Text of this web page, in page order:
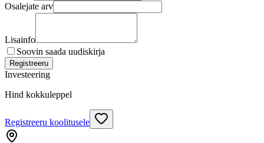
Osalejate arv
Lisainfo
Soovin saada uudiskirja
Registreeru
Investeering
Hind kokkuleppel
Registreeru koolitusele